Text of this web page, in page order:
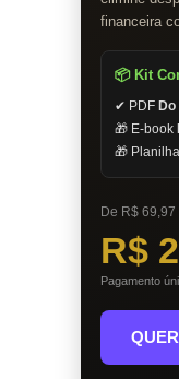
financeira
📦 Kit
✔ PDF
🎁 E-book
🎁 Planilha
De R$ 69,97
R$
Pagamento